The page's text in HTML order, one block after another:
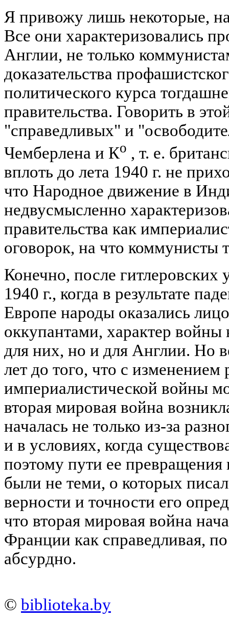
Я привожу лишь некоторые,
Все они характеризовались
Англии, не только
доказательства
политического курса
правительства. Говорить в
"справедливых" и
Чемберлена и Ко , т. е.
вплоть до лета 1940 г. не
что Народное движение в
недвусмысленно
правительства как
оговорок, на что коммунисты
Конечно, после гитлеровских
1940 г., когда в результате
Европе народы оказались
оккупантами, характер войны
для них, но и для Англии. Но
лет до того, что с изменением
империалистической войны
вторая мировая война
началась не только из-за
и в условиях, когда
поэтому пути ее
были не теми, о которых
верности и точности его
что вторая мировая война
Франции как справедливая,
абсурдно.
© biblioteka.by